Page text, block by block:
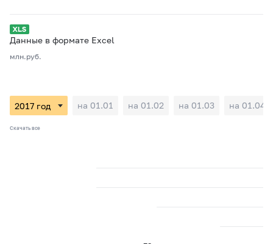
Данные в формате Excel
млн.руб.
на 01.01 на 01.02 на 01.03 на 01.04
Скачать все